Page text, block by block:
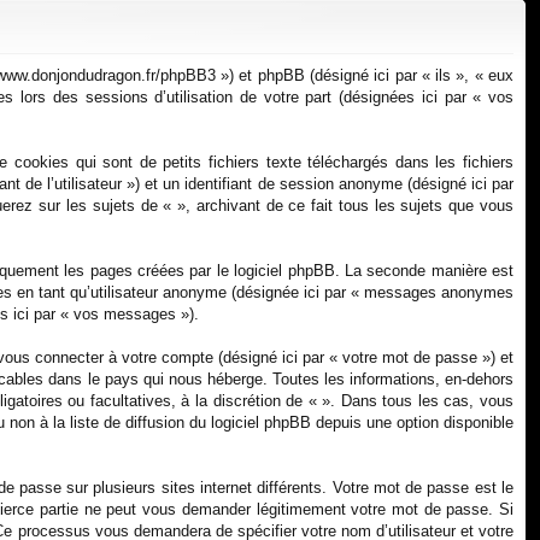
phpBB3 ») et phpBB (désigné ici par « ils », « eux
lors des sessions d’utilisation de votre part (désignées ici par « vos
cookies qui sont de petits fichiers texte téléchargés dans les fichiers
de l’utilisateur ») et un identifiant de session anonyme (désigné ici par
sur les sujets de « », archivant de ce fait tous les sujets que vous
les pages créées par le logiciel phpBB. La seconde manière est
tant qu’utilisateur anonyme (désignée ici par « messages anonymes
ici par « vos messages »).
connecter à votre compte (désigné ici par « votre mot de passe ») et
dans le pays qui nous héberge. Toutes les informations, en-dehors
ou facultatives, à la discrétion de « ». Dans tous les cas, vous
à la liste de diffusion du logiciel phpBB depuis une option disponible
passe sur plusieurs sites internet différents. Votre mot de passe est le
partie ne peut vous demander légitimement votre mot de passe. Si
vous demandera de spécifier votre nom d’utilisateur et votre